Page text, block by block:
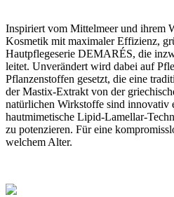
Inspiriert vom Mittelmeer und ihrem
Kosmetik mit maximaler Effizienz,
Hautpflegeserie DEMARÉS, die
leitet. Unverändert wird dabei auf
Pflanzenstoffen gesetzt, die eine
der Mastix-Extrakt von der
natürlichen Wirkstoffe sind innovativ
hautmimetische Lipid-Lamellar-
zu potenzieren. Für eine
welchem Alter.